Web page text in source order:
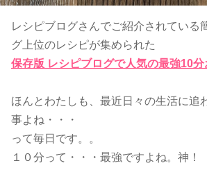
レシピブログさんでご紹介されている
グ上位のレシピが集められた
保存版 レシピブログで人気の最強10
ほんとわたしも、最近日々の生活に追
事よね・・・
って毎日です。。
１０分って・・・最強ですよね。神！